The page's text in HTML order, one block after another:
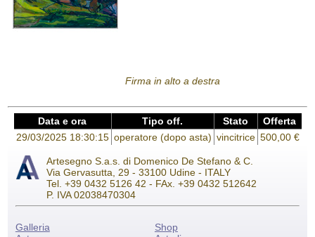
Firma in alto a destra
Data e ora Tipo off. Stato
Offerta
29/03/2025 18:30:15 operatore (dopo asta) vincitrice 500,00 €
Artesegno S.a.s. di Domenico De Stefano & C.
Via Gervasutta, 29 - 33100 Udine - ITALY
Tel. +39 0432 5126 42 - FAx. +39 0432 512642
P. IVA 02038470304
Galleria
Shop